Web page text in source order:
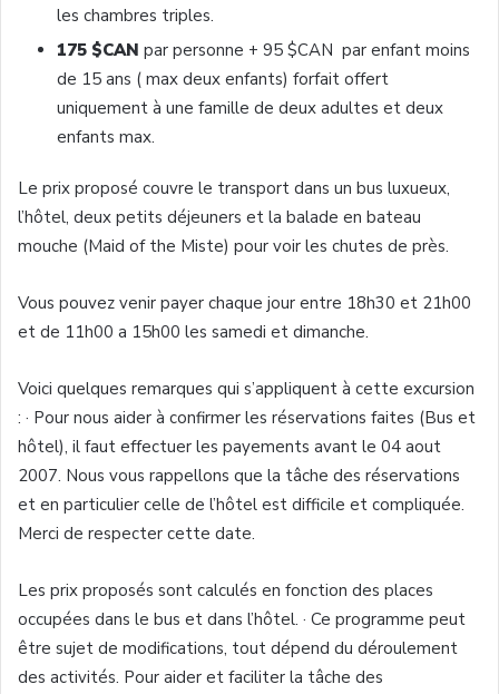
les chambres triples.
175 $CAN par personne + 95 $CAN par enfant moins
de 15 ans ( max deux enfants) forfait offert
uniquement à une famille de deux adultes et deux
enfants max.
Le prix proposé couvre le transport dans un bus luxueux,
l’hôtel, deux petits déjeuners et la balade en bateau
mouche (Maid of the Miste) pour voir les chutes de près.
Vous pouvez venir payer chaque jour entre 18h30 et 21h00
et de 11h00 a 15h00 les samedi et dimanche.
Voici quelques remarques qui s’appliquent à cette excursion
: · Pour nous aider à confirmer les réservations faites (Bus et
hôtel), il faut effectuer les payements avant le 04 aout
2007. Nous vous rappellons que la tâche des réservations
et en particulier celle de l’hôtel est difficile et compliquée.
Merci de respecter cette date.
Les prix proposés sont calculés en fonction des places
occupées dans le bus et dans l’hôtel. · Ce programme peut
être sujet de modifications, tout dépend du déroulement
des activités. Pour aider et faciliter la tâche des